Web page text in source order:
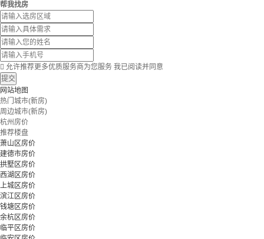
帮我找房
 允许推荐更多优质服务商为您服务 我已阅读并同意
提交
网站地图
热门城市(新房)
周边城市(新房)
杭州房价
推荐楼盘
萧山区房价
建德市房价
拱墅区房价
西湖区房价
上城区房价
滨江区房价
钱塘区房价
余杭区房价
临平区房价